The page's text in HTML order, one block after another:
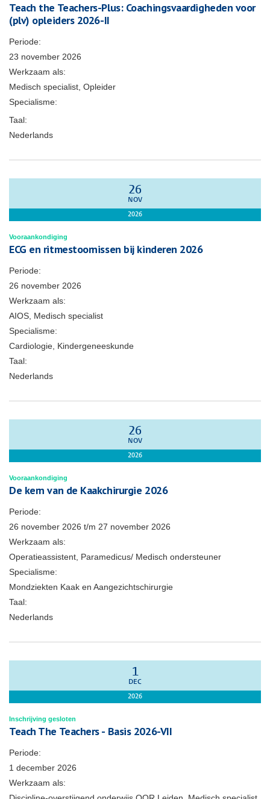
Teach the Teachers-Plus: Coachingsvaardigheden voor
(plv) opleiders 2026-II
Periode:
23 november 2026
Werkzaam als:
Medisch specialist, Opleider
Specialisme:
Taal:
Nederlands
26
NOV
2026
Vooraankondiging
ECG en ritmestoornissen bij kinderen 2026
Periode:
26 november 2026
Werkzaam als:
AIOS, Medisch specialist
Specialisme:
Cardiologie, Kindergeneeskunde
Taal:
Nederlands
26
NOV
2026
Vooraankondiging
De kern van de Kaakchirurgie 2026
Periode:
26 november 2026 t/m 27 november 2026
Werkzaam als:
Operatieassistent, Paramedicus/ Medisch ondersteuner
Specialisme:
Mondziekten Kaak en Aangezichtschirurgie
Taal:
Nederlands
1
DEC
2026
Inschrijving gesloten
Teach The Teachers - Basis 2026-VII
Periode:
1 december 2026
Werkzaam als: